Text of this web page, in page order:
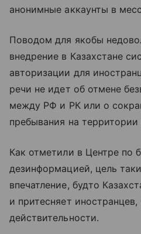
анонимные аккаунты в
Поводом для якобы
внедрение в Казахстане
авторизации для
речи не идет об отмене
между РФ и РК или о
пребывания на территории
Как отметили в Центре по
дезинформацией, цель
впечатление, будто
и притесняет иностранцев,
действительности.